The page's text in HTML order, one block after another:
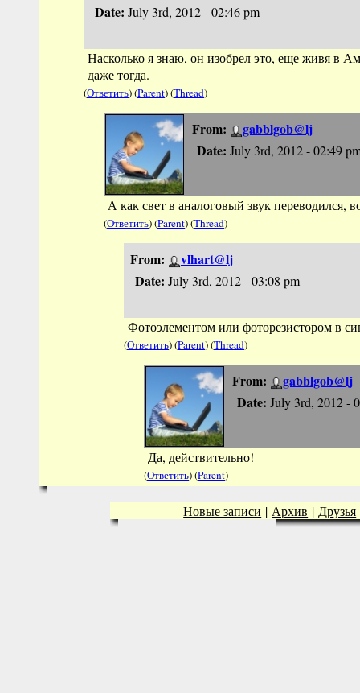
Date: July 3rd, 2012 - 02:46 pm
Насколько я знаю, он изобрел это, еще живя в
даже тогда.
(Ответить) (Parent) (Thread)
From:
gabblgob@lj
Date: July 3rd, 2012 - 02:49
А как свет в аналоговый звук переводился,
(Ответить) (Parent) (Thread)
From:
vlhart@lj
Date: July 3rd, 2012 - 03:08 pm
Фотоэлементом или фоторезистором в
(Ответить) (Parent) (Thread)
From:
gabblgob@lj
Date: July 3rd, 2012 -
Да, действительно!
(Ответить) (Parent)
Новые записи | Архив | Друзья